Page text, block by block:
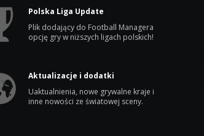
Polska Liga Update
Plik dodający do Football Managera
opcję gry w niższych ligach polskich!
Aktualizacje i dodatki
Uaktualnienia, nowe grywalne kraje i
inne nowości ze światowej sceny.